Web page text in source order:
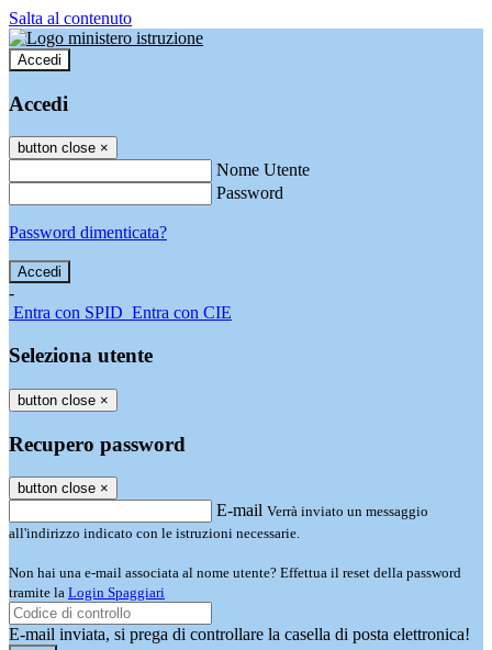
Salta al contenuto
Accedi
Accedi
button close ×
Nome Utente
Password
Password dimenticata?
-
Entra con SPID Entra con CIE
Seleziona utente
button close ×
Recupero password
button close ×
E-mail Verrà inviato un messaggio
all'indirizzo indicato con le istruzioni necessarie.
Non hai una e-mail associata al nome utente? Effettua il reset della password
tramite la Login Spaggiari
E-mail inviata, si prega di controllare la casella di posta elettronica!